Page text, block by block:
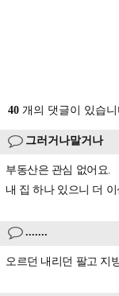
40 개의 댓글이 있습니
그러거나말거나
부동산은 관심 없어요.
내 집 하나 있으니 더
.......
오르던 내리던 팔고 지